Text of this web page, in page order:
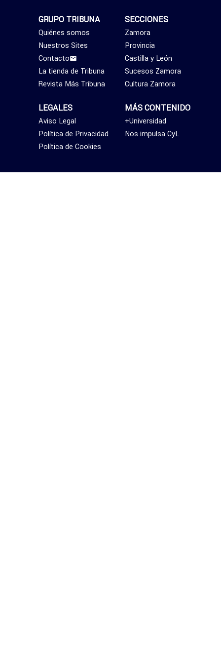
SECCIONES
Zamora
Provincia
Castilla y León
Sucesos Zamora
Cultura Zamora
MÁS CONTENIDO
+Universidad
Nos impulsa CyL
GRUPO TRIBUNA
Quiénes somos
Nuestros Sites
Contacto
La tienda de Tribuna
Revista Más Tribuna
LEGALES
Aviso Legal
Política de Privacidad
Política de Cookies